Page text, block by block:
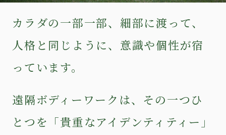
カラダの一部一部、細部に渡って、
人格と同じように、意識や個性が宿
っています。
遠隔ボディーワークは、その一つひ
とつを「貴重なアイデンティティー」